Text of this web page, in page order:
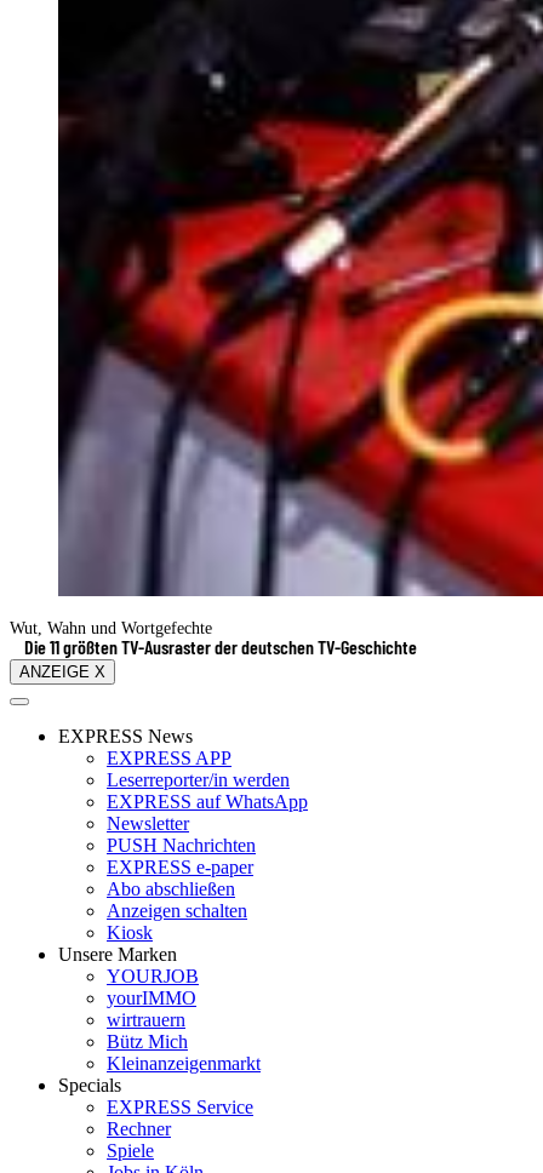
Wut, Wahn und Wortgefechte
Die 11 größten TV-Ausraster der deutschen TV-Geschichte
ANZEIGE X
EXPRESS News
EXPRESS APP
Leserreporter/in werden
EXPRESS auf WhatsApp
Newsletter
PUSH Nachrichten
EXPRESS e-paper
Abo abschließen
Anzeigen schalten
Kiosk
Unsere Marken
YOURJOB
yourIMMO
wirtrauern
Bütz Mich
Kleinanzeigenmarkt
Specials
EXPRESS Service
Rechner
Spiele